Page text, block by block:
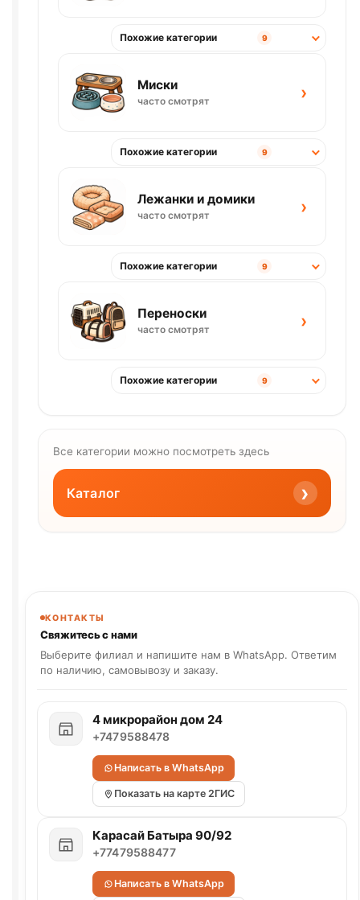
Похожие категории 9
Миски
часто смотрят ›
Похожие категории 9
Лежанки и домики
часто смотрят ›
Похожие категории 9
Переноски
часто смотрят ›
Похожие категории 9
Все категории можно посмотреть здесь
Каталог ›
КОНТАКТЫ
Свяжитесь с нами
Выберите филиал и напишите нам в WhatsApp. Ответим
по наличию, самовывозу и заказу.
4 микрорайон дом 24
+7479588478
Написать в WhatsApp
Показать на карте 2ГИС
Карасай Батыра 90/92
+77479588477
Написать в WhatsApp